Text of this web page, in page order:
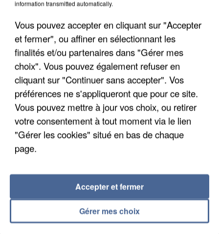
Algérie
Un cofondateur du réseau avait été interpellé
quelques jours plus tôt.
information transmitted automatically.
Vous pouvez accepter en cliquant sur "Accepter
et fermer", ou affiner en sélectionnant les
finalités et/ou partenaires dans "Gérer mes
choix". Vous pouvez également refuser en
cliquant sur "Continuer sans accepter". Vos
préférences ne s'appliqueront que pour ce site.
Vous pouvez mettre à jour vos choix, ou retirer
votre consentement à tout moment via le lien
"Gérer les cookies" situé en bas de chaque
page.
Gérer mes choix
Accepter et fermer